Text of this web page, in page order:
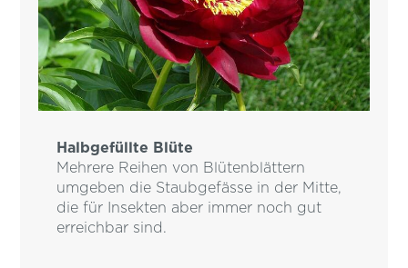
Halbgefüllte Blüte
Mehrere Reihen von Blütenblättern
umgeben die Staubgefässe in der Mitte,
die für Insekten aber immer noch gut
erreichbar sind.